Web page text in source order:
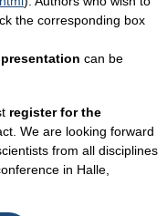
the corresponding box
can be
register for the
We are looking forward
from all disciplines
in Halle,